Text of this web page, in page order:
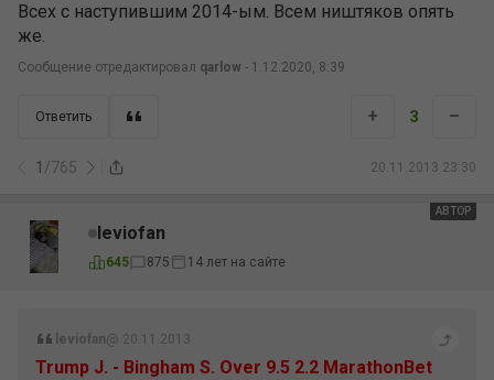
Всех с наступившим 2014-ым. Всем ништяков опять
же.
Сообщение отредактировал qarlow - 1.12.2020, 8:39
Ответить
1 /765 20.11.2013 23:30
+ 3 –
АВТОР
leviofan
645 875 14 лет на сайте
leviofan@ 20.11.2013
Trump J. - Bingham S. Over 9.5 2.2 MarathonBet